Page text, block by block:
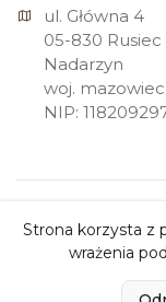
ul. Główna 4
05-830 Rusiec
Nadarzyn
woj.
NIP:
Strona korzysta z
wrażenia